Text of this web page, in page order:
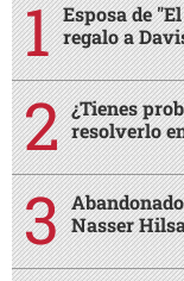
Esposa de
regalo a
¿Tienes
resolverlo
Nasser